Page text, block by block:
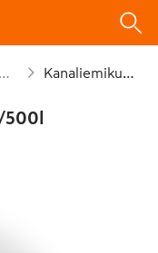
Kanaliemikuutio